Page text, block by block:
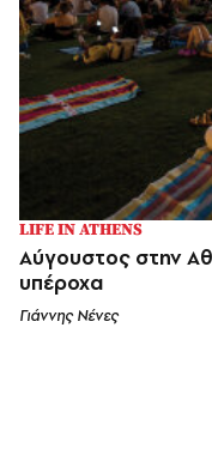
LIFE IN ATHENS
Αύγουστος στην
υπέροχα
Γιάννης Νένες